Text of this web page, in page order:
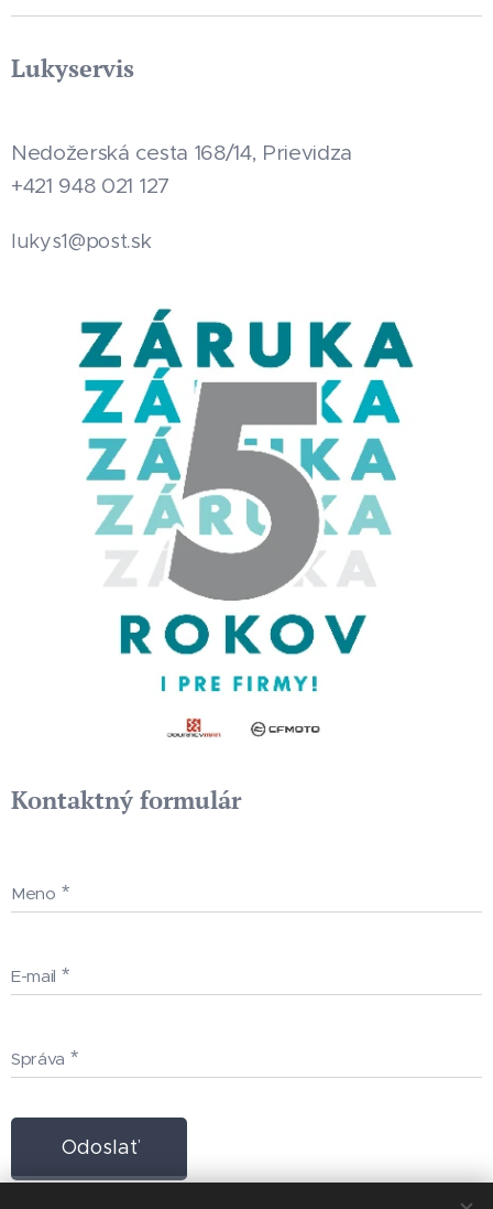
Lukyservis
Nedožerská cesta 168/14, Prievidza
+421 948 021 127
lukys1@post.sk
Kontaktný formulár
Meno
E-mail
Správa
Odoslať